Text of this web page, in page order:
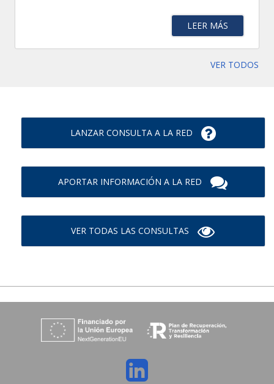
LEER MÁS
VER TODOS
LANZAR CONSULTA A LA RED
APORTAR INFORMACIÓN A LA RED
VER TODAS LAS CONSULTAS